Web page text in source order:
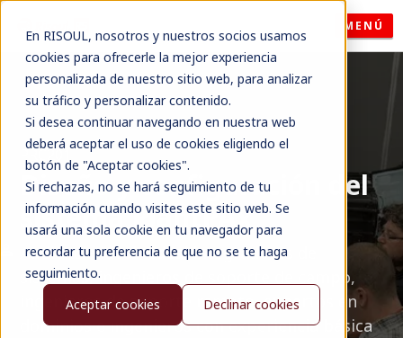
En RISOUL, nosotros y nuestros socios usamos
cookies para ofrecerle la mejor experiencia
personalizada de nuestro sitio web, para analizar
su tráfico y personalizar contenido.
Si desea continuar navegando en nuestra web
deberá aceptar el uso de cookies eligiendo el
botón de "Aceptar cookies".
Si rechazas, no se hará seguimiento de tu
información cuando visites este sitio web. Se
usará una sola cookie en tu navegador para
recordar tu preferencia de que no se te haga
seguimiento.
Aceptar cookies
Declinar cookies
MENÚ
PRC201
Diseño y configuración del
sistemaPlantPAx
Audiencia ideal:Ideal integradores de
sistemas, ingenieros de soporte de campo,
ingenieros de soporte remoto, expertos en
dominios e ingenieros con experiencia básica